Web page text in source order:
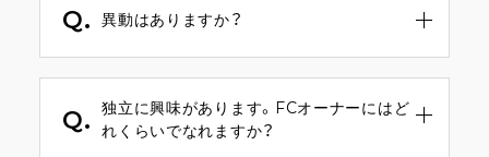
スタッフ人数が多い場合は近隣の店舗をオス
りません。
Q. 異動はありますか？
A.
ただし、本人のご希望やキャリアにマッチす
る場合には、提案させていただくことがあり
Q.
独立に興味があります。FCオーナーにはど
れくらいでなれますか？